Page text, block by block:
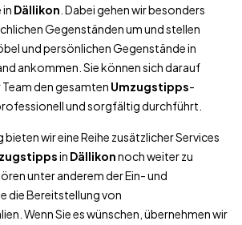
in Dällikon . Dabei gehen wir besonders
Gegenständen um und stellen
und persönlichen Gegenstände in
ankommen. Sie können sich darauf
Team den gesamten Umzugstipps-
und sorgfältig durchführt.
bieten wir eine Reihe zusätzlicher Services
in Dällikonnoch weiter zu
unter anderem der Ein- und
die Bereitstellung von
Wenn Sie es wünschen, übernehmen wir